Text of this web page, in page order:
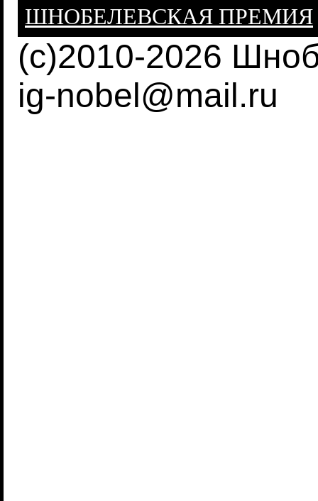
ШНОБЕЛЕВСКАЯ ПРЕМИЯ
(c)2010-2026
ig-nobel@mail.ru